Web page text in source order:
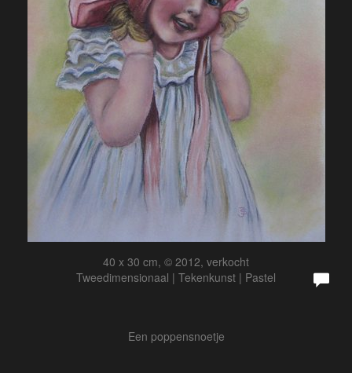
40 x 30 cm, © 2012, verkocht
Tweedimensionaal | Tekenkunst | Pastel
Een poppensnoetje